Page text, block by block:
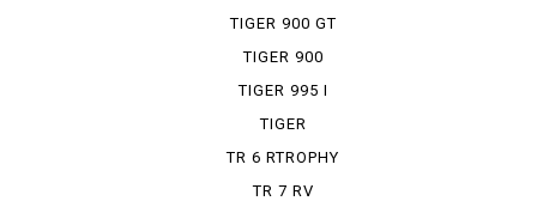
TIGER 900 GT
PRO
TIGER 900
RALLY PRO
TIGER 995 I
TIGER
EXPLORER
TR 6 RTROPHY
TR 7 RV